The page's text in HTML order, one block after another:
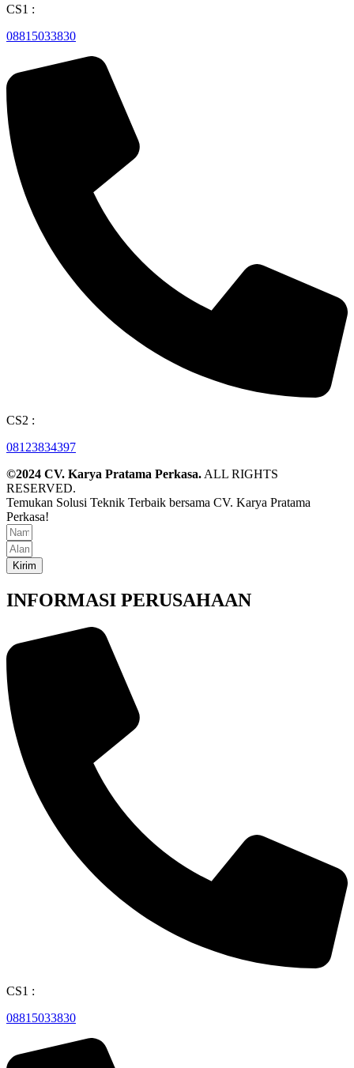
CS1 :
08815033830
CS2 :
08123834397
©2024 CV. Karya Pratama Perkasa. ALL RIGHTS
RESERVED.
Temukan Solusi Teknik Terbaik bersama CV. Karya Pratama
Perkasa!
Kirim
INFORMASI PERUSAHAAN
CS1 :
08815033830